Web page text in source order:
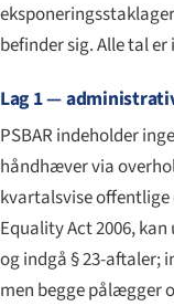
befinder sig. Alle tal er i
Lag 1 —
PSBAR indeholder
håndhæver via
kvartalsvise
Equality Act 2006,
og indgå § 23-aftaler;
men begge pålægger